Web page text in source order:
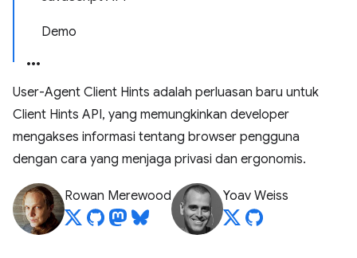
Demo
User-Agent Client Hints adalah perluasan baru untuk
Client Hints API, yang memungkinkan developer
mengakses informasi tentang browser pengguna
dengan cara yang menjaga privasi dan ergonomis.
Rowan Merewood Yoav Weiss